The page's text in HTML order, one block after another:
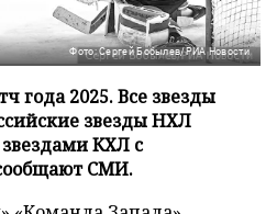
Фото: Сергей Бобылев/РИА Новости
года 2025. Все звезды
звезды НХЛ
КХЛ с
СМИ.